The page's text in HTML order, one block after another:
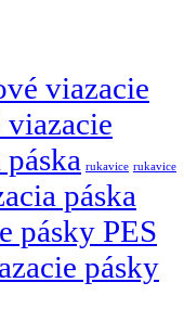
viazacie
viazacie
rukavice rukavice
páska
pásky PES
pásky